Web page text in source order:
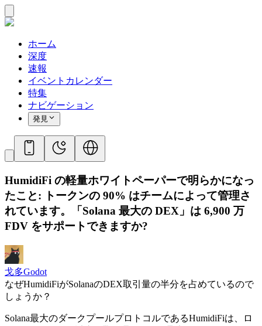
ホーム
深度
速報
イベントカレンダー
特集
ナビゲーション
発見
HumidiFi の軽量ホワイトペーパーで明らかになっ
たこと: トークンの 90% はチームによって管理さ
れています。「Solana 最大の DEX」は 6,900 万
FDV をサポートできますか?
戈多Godot
なぜHumidiFiがSolanaのDEX取引量の半分を占めているので
しょうか？
Solana最大のダークプールプロトコルであるHumidiFiは、ロ